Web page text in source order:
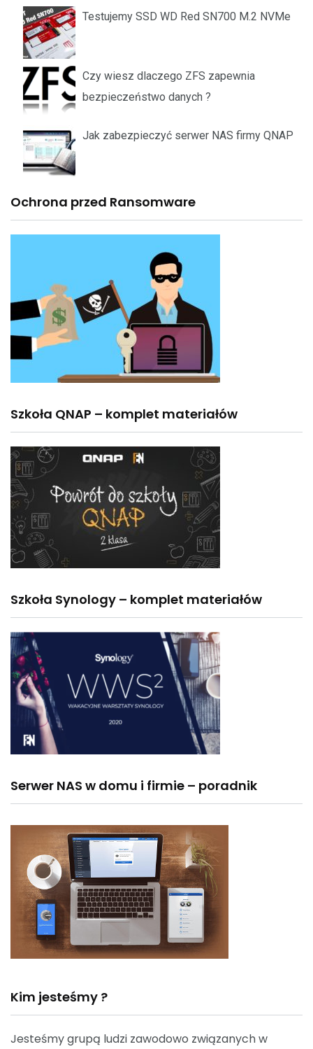
Testujemy SSD WD Red SN700 M.2 NVMe
Czy wiesz dlaczego ZFS zapewnia
bezpieczeństwo danych ?
Jak zabezpieczyć serwer NAS firmy QNAP
Ochrona przed Ransomware
Szkoła QNAP – komplet materiałów
Szkoła Synology – komplet materiałów
Serwer NAS w domu i firmie – poradnik
Kim jesteśmy ?
Jesteśmy grupą ludzi zawodowo związanych w